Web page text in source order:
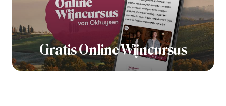
Gratis Online Wijncursus